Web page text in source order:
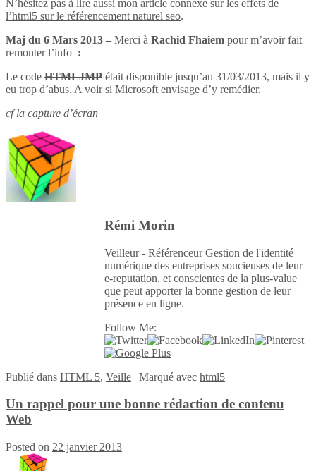
N’hésitez pas à lire aussi mon article connexe surles effets de
l’html5 sur le référencement naturel seo.
Maj du 6 Mars 2013 – Merci à Rachid Fhaiem pour m’avoir fait
remonter l’info :
Le code HTMLJMP était disponible jusqu’au 31/03/2013, mais il y
eu trop d’abus. A voir si Microsoft envisage d’y remédier.
cf la capture d’écran
Rémi Morin
Veilleur - Référenceur Gestion de l'identité
numérique des entreprises soucieuses de leur
e-reputation, et conscientes de la plus-value
que peut apporter la bonne gestion de leur
présence en ligne.
Follow Me:
Publié dans HTML 5, Veille | Marqué avec html5
Un rappel pour une bonne rédaction de contenu
Web
Posted on 22 janvier 2013